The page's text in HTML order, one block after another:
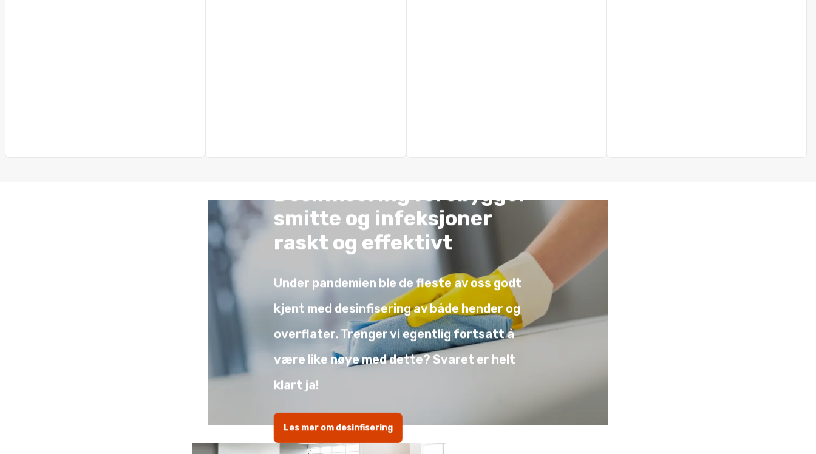
Desinfisering forebygger
smitte og infeksjoner
raskt og effektivt
Under pandemien ble de fleste av oss godt
kjent med desinfisering av både hender og
overflater. Trenger vi egentlig fortsatt å
være like nøye med dette? Svaret er helt
klart ja!
Les mer om desinfisering